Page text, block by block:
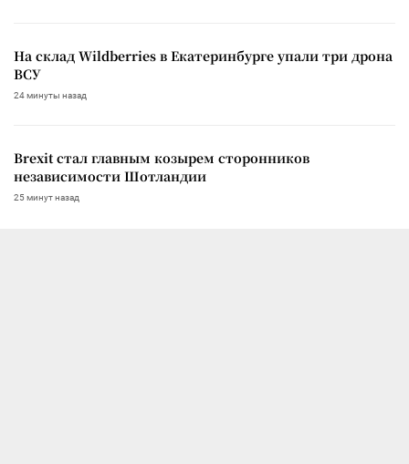
На склад Wildberries в Екатеринбурге упали три дрона
ВСУ
24 минуты назад
Brexit стал главным козырем сторонников
независимости Шотландии
25 минут назад